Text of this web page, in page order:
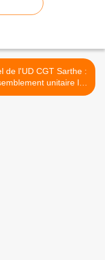
de l'UD CGT Sarthe :
unitaire le
à la préfecture du